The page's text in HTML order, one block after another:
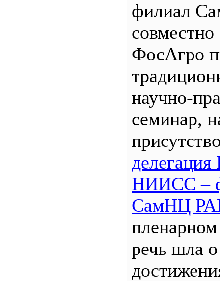
филиал
ФосАгро
научно-
семинар,
НИИСС –
СамНЦ
пленарном
речь шла